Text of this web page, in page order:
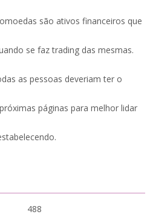
são ativos financeiros que
se faz trading das mesmas.
as pessoas deveriam ter o
páginas para melhor lidar
488